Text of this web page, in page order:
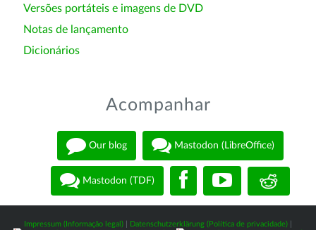
Versões portáteis e imagens de DVD
Notas de lançamento
Dicionários
Acompanhar
Our blog Mastodon (LibreOffice)
Mastodon (TDF)
Impressum (Informação legal) Datenschutzerklärung (Política de privacidade)